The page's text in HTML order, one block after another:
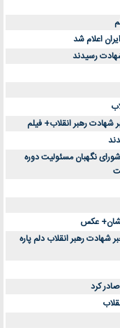
رسیدند
رهبر انقلاب+ فیلم
نگهبان مسئولیت دوره
عکس
رهبر انقلاب دلم پاره
کرد